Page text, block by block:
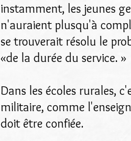
instamment, les jeunes
n'auraient plusqu'à
se trouverait résolu le
«de la durée du service. »
Dans les écoles rurales,
militaire, comme
doit être confiée.